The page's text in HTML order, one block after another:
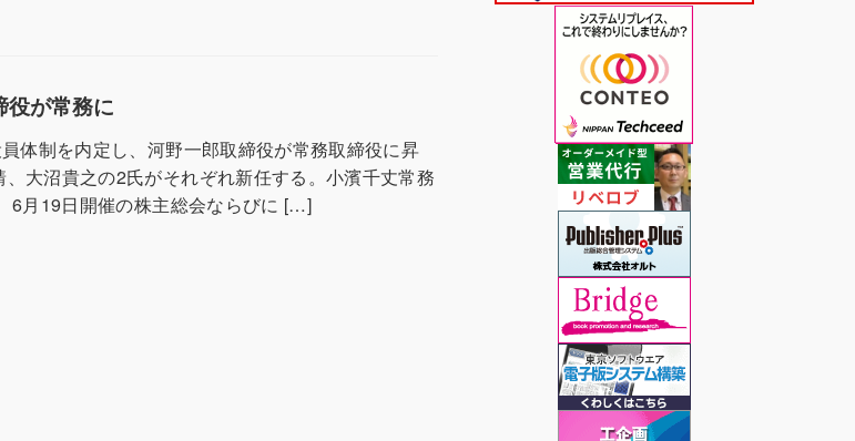
役が常務に
体制を内定し、河野一郎取締役が常務取締役に昇
大沼貴之の2氏がそれぞれ新任する。小濱千丈常務
6月19日開催の株主総会ならびに […]